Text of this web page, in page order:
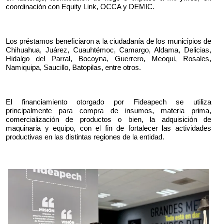
coordinación con Equity Link, OCCA y DEMIC.
Los préstamos beneficiaron a la ciudadanía de los municipios de
Chihuahua, Juárez, Cuauhtémoc, Camargo, Aldama, Delicias,
Hidalgo del Parral, Bocoyna, Guerrero, Meoqui, Rosales,
Namiquipa, Saucillo, Batopilas, entre otros.
El financiamiento otorgado por Fideapech se utiliza
principalmente para compra de insumos, materia prima,
comercialización de productos o bien, la adquisición de
maquinaria y equipo, con el fin de fortalecer las actividades
productivas en las distintas regiones de la entidad.